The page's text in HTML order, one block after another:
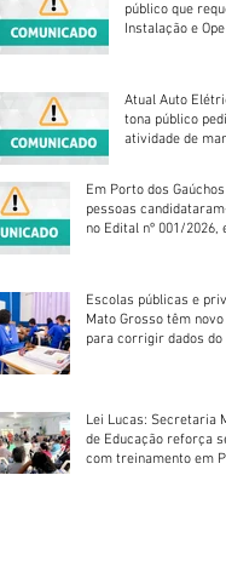
público que
Instalação e
Atual Auto
tona público
atividade de
Em Porto dos
pessoas
no Edital nº 001/2026,
Escolas públicas e
Mato Grosso têm
para corrigir dados do
Lei Lucas: Secretaria
de Educação reforça
com treinamento em